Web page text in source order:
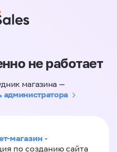
не работает
магазина —
администратора
магазин -
по созданию сайта